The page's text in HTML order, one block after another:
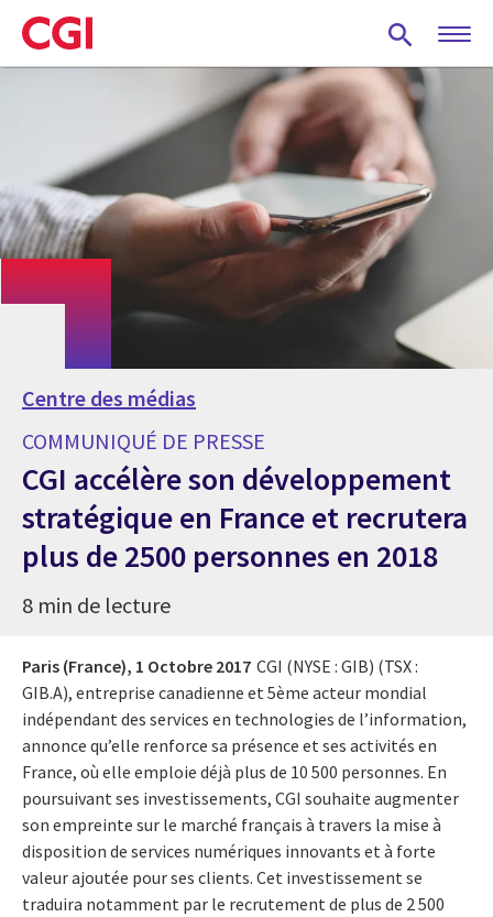
Skip
to
main
Centre des médias
COMMUNIQUÉ DE PRESSE
CGI accélère son développement
stratégique en France et recrutera
plus de 2500 personnes en 2018
8 min de lecture
Paris (France), 1 Octobre 2017 CGI (NYSE : GIB) (TSX :
GIB.A), entreprise canadienne et 5ème acteur mondial
indépendant des services en technologies de l’information,
annonce qu’elle renforce sa présence et ses activités en
France, où elle emploie déjà plus de 10 500 personnes. En
poursuivant ses investissements, CGI souhaite augmenter
son empreinte sur le marché français à travers la mise à
disposition de services numériques innovants et à forte
valeur ajoutée pour ses clients. Cet investissement se
traduira notamment par le recrutement de plus de 2 500